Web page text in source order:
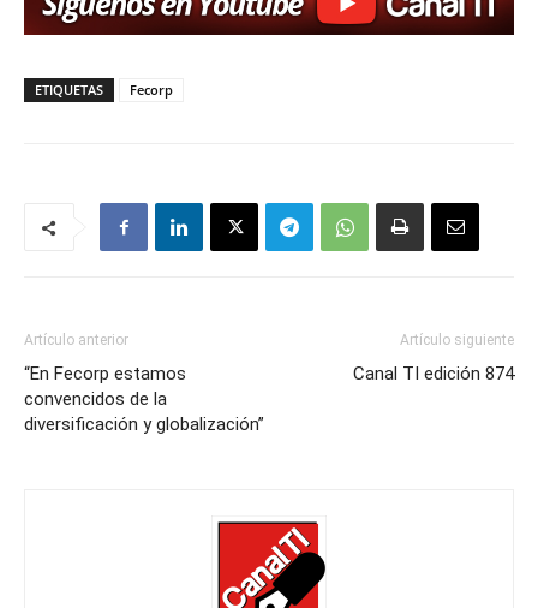
ETIQUETAS Fecorp
Artículo anterior
“En Fecorp estamos
convencidos de la
diversificación y globalización”
Artículo siguiente
Canal TI edición 874